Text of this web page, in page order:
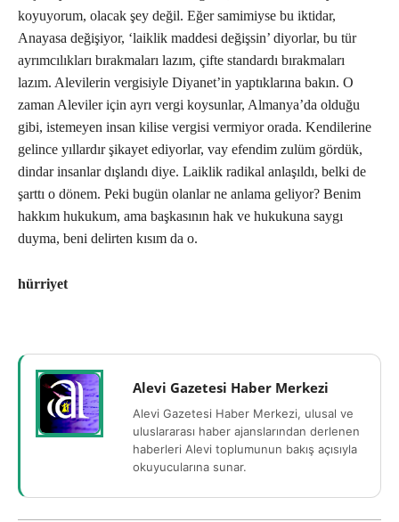
koyuyorum, olacak şey değil. Eğer samimiyse bu iktidar,
Anayasa değişiyor, ‘laiklik maddesi değişsin’ diyorlar, bu tür
ayrımcılıkları bırakmaları lazım, çifte standardı bırakmaları
lazım. Alevilerin vergisiyle Diyanet’in yaptıklarına bakın. O
zaman Aleviler için ayrı vergi koysunlar, Almanya’da olduğu
gibi, istemeyen insan kilise vergisi vermiyor orada. Kendilerine
gelince yıllardır şikayet ediyorlar, vay efendim zulüm gördük,
dindar insanlar dışlandı diye. Laiklik radikal anlaşıldı, belki de
şarttı o dönem. Peki bugün olanlar ne anlama geliyor? Benim
hakkım hukukum, ama başkasının hak ve hukukuna saygı
duyma, beni delirten kısım da o.
hürriyet
Alevi Gazetesi Haber Merkezi
Alevi Gazetesi Haber Merkezi, ulusal ve
uluslararası haber ajanslarından derlenen
haberleri Alevi toplumunun bakış açısıyla
okuyucularına sunar.